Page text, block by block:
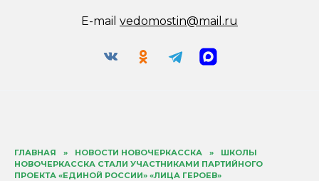
E-mail vedomostin@mail.ru
ГЛАВНАЯ » НОВОСТИ НОВОЧЕРКАССКА »
ШКОЛЫ
НОВОЧЕРКАССКА СТАЛИ УЧАСТНИКАМИ ПАРТИЙНОГО
ПРОЕКТА «ЕДИНОЙ РОССИИ» «ЛИЦА ГЕРОЕВ»